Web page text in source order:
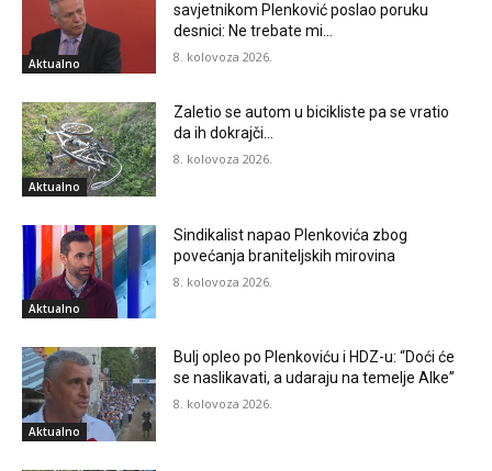
Aktualno
savjetnikom Plenković poslao poruku
desnici: Ne trebate mi…
8. kolovoza 2026.
Aktualno
Zaletio se autom u bicikliste pa se vratio
da ih dokrajči…
8. kolovoza 2026.
Aktualno
Sindikalist napao Plenkovića zbog
povećanja braniteljskih mirovina
8. kolovoza 2026.
Aktualno
Bulj opleo po Plenkoviću i HDZ-u: “Doći će
se naslikavati, a udaraju na temelje Alke”
8. kolovoza 2026.